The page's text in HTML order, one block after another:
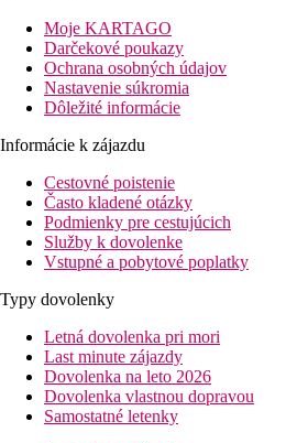
Vybavenie izby
Dvojlôžková izba:
Dvojlôžková izba, Výhľad
Popis pláže
Piesočnatá pláž priamo pri hoteli.
Možnosti stravovania
Polpenzia
raňajky a večere formou
All inclusive
raňajky, obedy a večere
neobmedzené množstvo
Športová ponuka
Za poplatok:vodné športy na
Zadarmo: fitnes
Zábava
Moje KARTAGO
Darčekové poukazy
Ochrana osobných údajov
Nastavenie súkromia
Dôležité informácie
Informácie k zájazdu
Cestovné poistenie
Často kladené otázky
Podmienky pre cestujúcich
Služby k dovolenke
Vstupné a pobytové poplatky
Typy dovolenky
Letná dovolenka pri mori
Last minute zájazdy
Dovolenka na leto 2026
Dovolenka vlastnou dopravou
Samostatné letenky